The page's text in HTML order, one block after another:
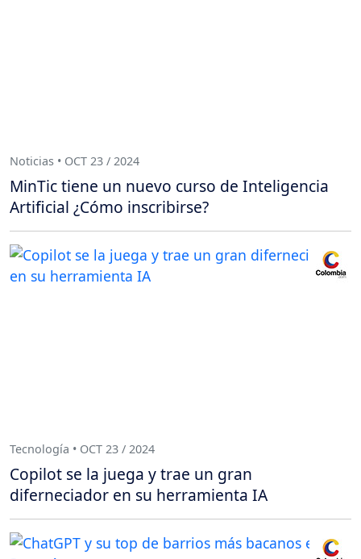
Noticias • OCT 23 / 2024
MinTic tiene un nuevo curso de Inteligencia
Artificial ¿Cómo inscribirse?
Tecnología • OCT 23 / 2024
Copilot se la juega y trae un gran
diferneciador en su herramienta IA